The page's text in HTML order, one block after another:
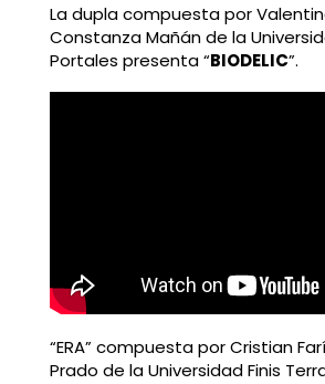
La dupla compuesta por
Constanza Mañán de la
Portales presenta “BIODELIC”.
“ERA” compuesta por Cristian
Prado de la Universidad Finis